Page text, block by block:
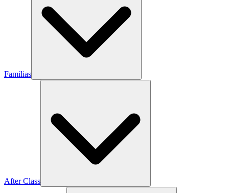
Familias
After Class